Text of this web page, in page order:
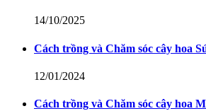
14/10/2025
Cách trồng và Chăm sóc cây hoa
12/01/2024
Cách trồng và Chăm sóc cây hoa